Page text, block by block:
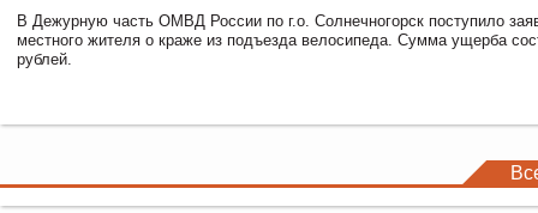
В Дежурную часть ОМВД России по г.о. Солнечногорск поступило
местного жителя о краже из подъезда велосипеда. Сумма ущерба
рублей.